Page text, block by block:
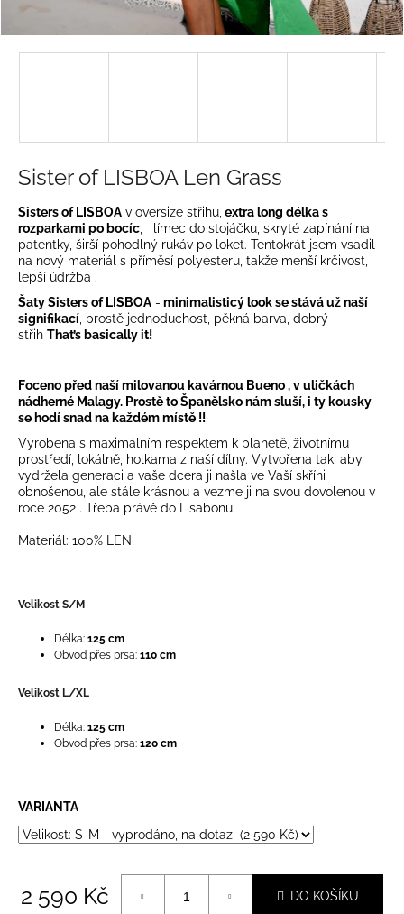
Sister of LISBOA Len Grass
Sisters of LISBOA v oversize střihu, extra long délka s
rozparkami po bocíc , límec do stojáčku, skryté zapínání na
patentky, širší pohodlný rukáv po loket. Tentokrát jsem vsadil
na nový materiál s příměsí polyesteru, takže menší krčivost,
lepší údržba .
Šaty Sisters of LISBOA - minimalisticý look se stává už naší
signifikací , prostě jednoduchost, pěkná barva, dobrý
střih That’s basically it!
Foceno před naší milovanou kavárnou Bueno , v uličkách
nádherné Malagy. Prostě to Španělsko nám sluší, i ty kousky
se hodí snad na každém místě !!
Vyrobena s maximálním respektem k planetě, životnímu
prostředí, lokálně, holkama z naší dílny. Vytvořena tak, aby
vydržela generaci a vaše dcera ji našla ve Vaší skříni
obnošenou, ale stále krásnou a vezme ji na svou dovolenou v
roce 2052 . Třeba právě do Lisabonu.
Materiál: 100% LEN
Velikost S/M
Délka: 125 cm
Obvod přes prsa: 110 cm
Velikost L/XL
Délka: 125 cm
Obvod přes prsa: 120 cm
VARIANTA
2 590 Kč DO KOŠÍKU
j
HLEDAT
D
o
p
u
č
u
j
e
m
e